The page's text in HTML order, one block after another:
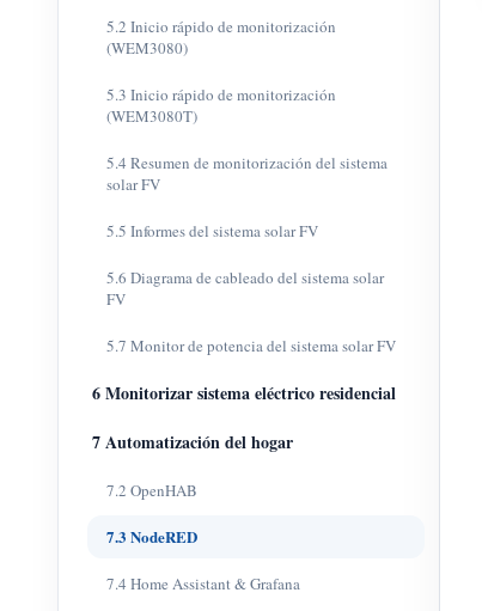
5.2 Inicio rápido de monitorización
(WEM3080)
5.3 Inicio rápido de monitorización
(WEM3080T)
5.4 Resumen de monitorización del sistema
solar FV
5.5 Informes del sistema solar FV
5.6 Diagrama de cableado del sistema solar
FV
5.7 Monitor de potencia del sistema solar FV
6 Monitorizar sistema eléctrico residencial
7 Automatización del hogar
7.2 OpenHAB
7.3 NodeRED
7.4 Home Assistant & Grafana